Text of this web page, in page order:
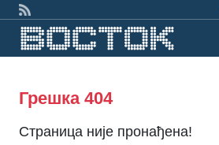
Грешка 404
Страница није пронађена!